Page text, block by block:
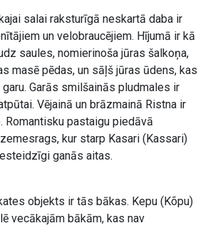
salai raksturīgā neskartā daba ir
un velobraucējiem. Hījumā ir kā
saules, nomierinoša jūras šalkoņa,
masē pēdas, un sāļš jūras ūdens, kas
Garās smilšainās pludmales ir
Vējainā un brāzmainā Ristna ir
Romantisku pastaigu piedāvā
kur starp Kasari (Kassari)
ganās aitas.
objekts ir tās bākas. Kepu (Kõpu)
vecākajām bākām, kas nav